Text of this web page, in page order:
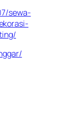
sewa-